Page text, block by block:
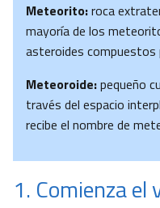
Meteorito:roca
mayoría de los
asteroides compuestos
Meteoroide:pequeño
través del espacio
recibe el nombre de
1. Comienza el